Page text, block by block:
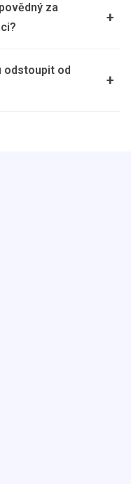
za
+
odstoupit od
+